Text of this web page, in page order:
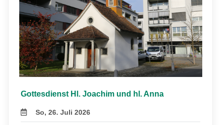
Gottesdienst Hl. Joachim und hl. Anna
So, 26. Juli 2026